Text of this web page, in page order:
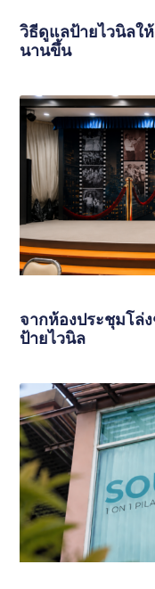
วิธีดูแลป้ายไวนิลใ
นานขึ้น
จากห้องประชุมโล่
ป้ายไวนิล